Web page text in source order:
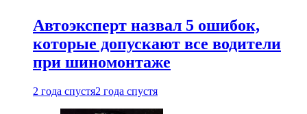
Автоэксперт назвал 5 ошибок,
которые допускают все водители
при шиномонтаже
2 года спустя2 года спустя